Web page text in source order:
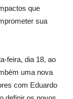
que
sua
feira, dia 18, ao
uma nova
com Eduardo